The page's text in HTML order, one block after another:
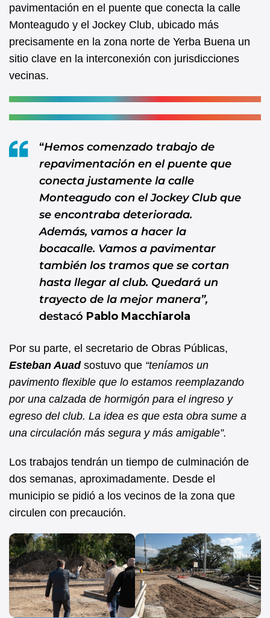
pavimentación en el puente que conecta la calle
Monteagudo y el Jockey Club, ubicado más
precisamente en la zona norte de Yerba Buena un
sitio clave en la interconexión con jurisdicciones
vecinas.
“Hemos comenzado trabajo de
repavimentación en el puente que
conecta justamente la calle
Monteagudo con el Jockey Club que
se encontraba deteriorada.
Además, vamos a hacer la
bocacalle. Vamos a pavimentar
también los tramos que se cortan
hasta llegar al club. Quedará un
trayecto de la mejor manera”,
destacó Pablo Macchiarola
Por su parte, el secretario de Obras Públicas,
Esteban Auadsostuvo que “teníamos un
pavimento flexible que lo estamos reemplazando
por una calzada de hormigón para el ingreso y
egreso del club. La idea es que esta obra sume a
una circulación más segura y más amigable”.
Los trabajos tendrán un tiempo de culminación de
dos semanas, aproximadamente. Desde el
municipio se pidió a los vecinos de la zona que
circulen con precaución.